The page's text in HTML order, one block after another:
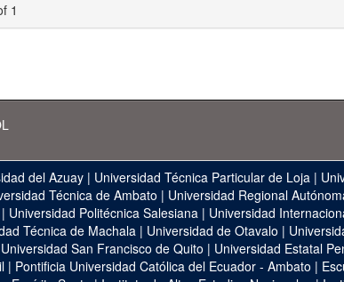
1
del Azuay | Universidad Técnica Particular de Loja |
Técnica de Ambato | Universidad Regional
Universidad Politécnica Salesiana| Universidad
Técnica de Machala | Universidad de Otavalo |
Universidad San Francisco de Quito | Universidad Estatal
| Pontificia Universidad Católica del Ecuador - Ambato |